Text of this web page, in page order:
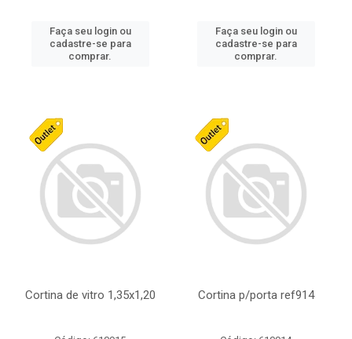
Faça seu login ou
cadastre-se para
comprar.
Faça seu login ou
cadastre-se para
comprar.
Cortina de vitro 1,35x1,20 Cortina p/porta ref914